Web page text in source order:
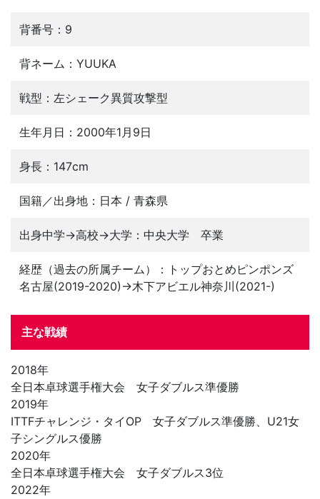
背番号：9
背ネーム：YUUKA
戦型：左シェーク異質攻撃型
生年月日：2000年1月9日
身長：147cm
国籍／出身地：日本 / 青森県
出身中学→高校→大学：中央大学 卒業
経歴（過去の所属チーム）：トップおとめピンポンズ
名古屋(2019-2020)→木下アビエル神奈川(2021-)
主な戦績
2018年
全日本卓球選手権大会 女子ダブルス準優勝
2019年
ITTFチャレンジ・タイOP 女子ダブルス準優勝、U21女
子シングルス優勝
2020年
全日本卓球選手権大会 女子ダブルス3位
2022年